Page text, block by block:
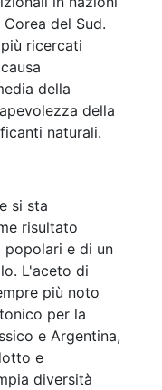
del Sud.
ricercati
della
della
naturali.
si sta
risultato
e di un
L'aceto di
più noto
per la
e Argentina,
e
diversità